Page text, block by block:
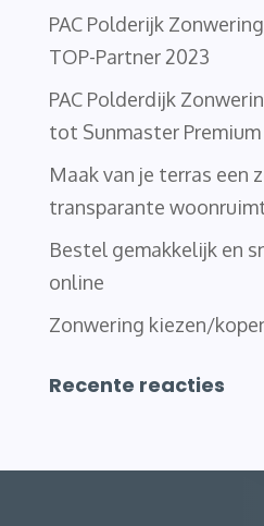
PAC Polderijk
TOP-Partner 2023
PAC Polderdijk
tot Sunmaster
Maak van je terras een
transparante
Bestel gemakkelijk en
online
Zonwering kiezen/
Recente reacties